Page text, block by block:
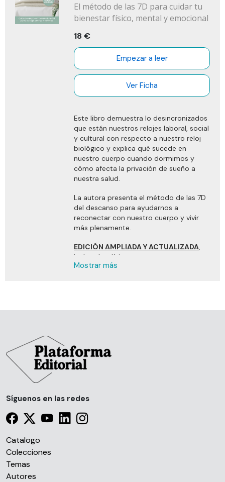
El método de las 7D para cuidar tu
bienestar físico, mental y emocional
18 €
Empezar a leer
Ver Ficha
Este libro demuestra lo desincronizados
que están nuestros relojes laboral, social
y cultural con respecto a nuestro reloj
biológico y explica qué sucede en
nuestro cuerpo cuando dormimos y
cómo afecta la privación de sueño a
nuestra salud.
La autora presenta el método de las 7D
del descanso para ayudarnos a
reconectar con nuestro cuerpo y vivir
más plenamente.
EDICIÓN AMPLIADA Y ACTUALIZADA,
incluye los últimos avances en
tecnología, materiales, dispositivos,
Mostrar más
Síguenos en las redes
Catalogo
Colecciones
Temas
Autores